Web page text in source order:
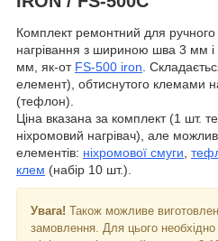
Комплект ремонтний для ручного
нагрівання з шириною шва 3 мм
мм, як-от FS-500 iron.
елемент), обтиснутого клемами
(тефлон).
Ціна вказана за комплект (1 шт.
ніхромовий нагрівач), але
елементів: ніхромової смуги,
клем (набір 10 шт.).
Увага! Також можливе
замовлення. Для цього